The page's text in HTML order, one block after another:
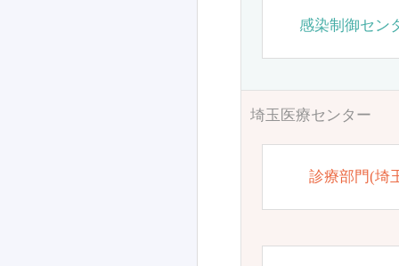
感染制御セン
埼玉医療センター
診療部門(埼